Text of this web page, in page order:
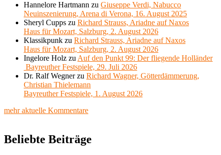
Hannelore Hartmann zu Giuseppe Verdi, Nabucco
Neuinszenierung, Arena di Verona, 16. August 2025
Sheryl Cupps zu Richard Strauss, Ariadne auf Naxos
Haus für Mozart, Salzburg, 2. August 2026
Klassikpunk zu Richard Strauss, Ariadne auf Naxos
Haus für Mozart, Salzburg, 2. August 2026
Ingelore Holz zu Auf den Punkt 99: Der fliegende Holländer
Bayreuther Festspiele, 29. Juli 2026
Dr. Ralf Wegnerzu Richard Wagner, Götterdämmerung,
Christian Thielemann
Bayreuther Festspiele, 1. August 2026
mehr aktuelle Kommentare
Beliebte Beiträge